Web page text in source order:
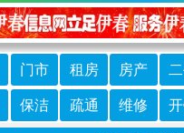
门市 租房 房产
保洁 疏通 维修